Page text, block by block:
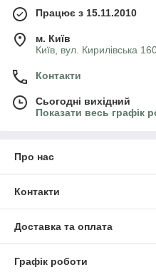
Працює з 15.11.2010
м. Київ
Київ, вул. Кирилівська
Контакти
Сьогодні вихідний
Показати весь графік
Про нас
Контакти
Доставка та оплата
Графік роботи